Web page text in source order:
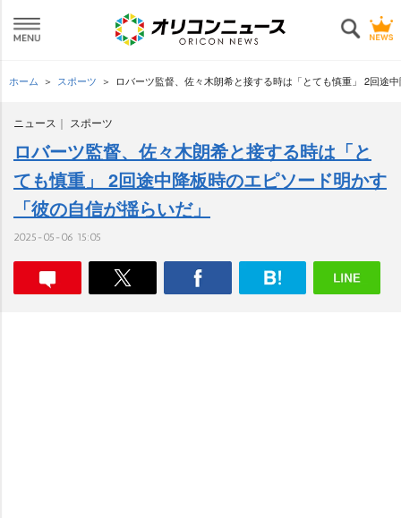
ホーム スポーツ ロバーツ監督、佐々木朗希と接する時は「とても慎重」 2回途
ニュース スポーツ
ロバーツ監督、佐々木朗希と接する時は「と
ても慎重」 2回途中降板時のエピソード明かす
「彼の自信が揺らいだ」
2025-05-06 15:05